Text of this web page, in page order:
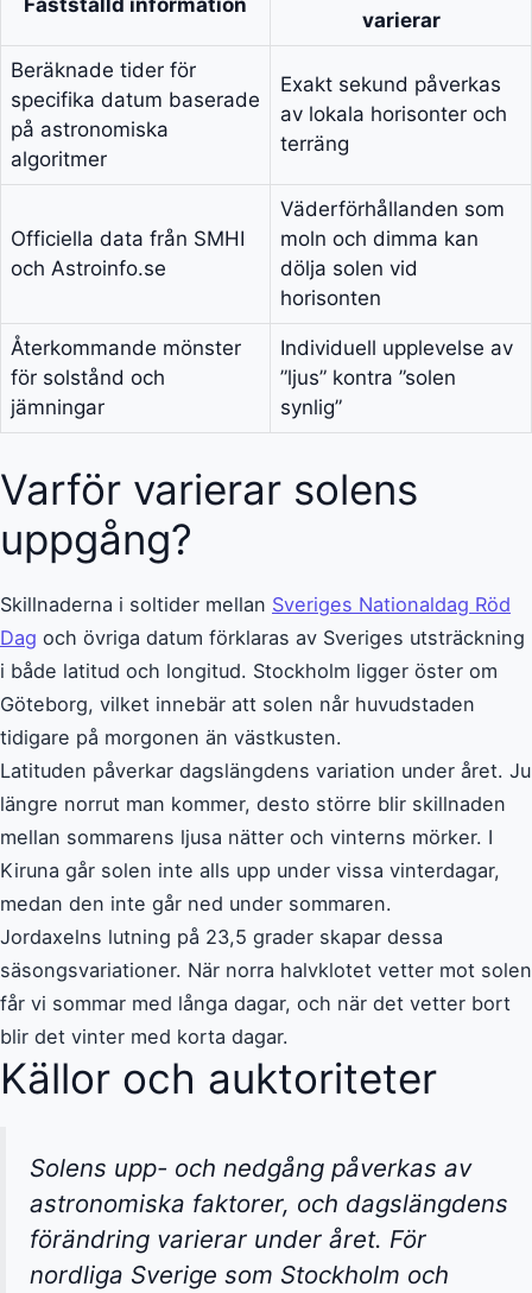
Fastställd information
varierar
Beräknade tider för
specifika datum baserade
på astronomiska
algoritmer
Exakt sekund påverkas
av lokala horisonter och
terräng
Officiella data från SMHI
och Astroinfo.se
Väderförhållanden som
moln och dimma kan
dölja solen vid
horisonten
Återkommande mönster
för solstånd och
jämningar
Individuell upplevelse av
”ljus” kontra ”solen
synlig”
Varför varierar solens
uppgång?
Skillnaderna i soltider mellan Sveriges Nationaldag Röd
Dag och övriga datum förklaras av Sveriges utsträckning
i både latitud och longitud. Stockholm ligger öster om
Göteborg, vilket innebär att solen når huvudstaden
tidigare på morgonen än västkusten.
Latituden påverkar dagslängdens variation under året. Ju
längre norrut man kommer, desto större blir skillnaden
mellan sommarens ljusa nätter och vinterns mörker. I
Kiruna går solen inte alls upp under vissa vinterdagar,
medan den inte går ned under sommaren.
Jordaxelns lutning på 23,5 grader skapar dessa
säsongsvariationer. När norra halvklotet vetter mot solen
får vi sommar med långa dagar, och när det vetter bort
blir det vinter med korta dagar.
Källor och auktoriteter
Solens upp- och nedgång påverkas av
astronomiska faktorer, och dagslängdens
förändring varierar under året. För
nordliga Sverige som Stockholm och